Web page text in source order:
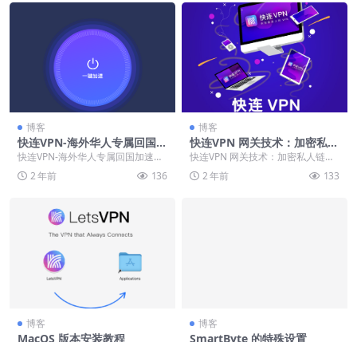
博客
快连VPN-海外华人专属回国加
速器
快连VPN-海外华人专属回国加速器
快速加速器是海外华人一键解锁国
内所有游戏和应...
2 年前 136
博客
快连VPN 网关技术：加密私人
链接，确保数据安全传输
快连VPN 网关技术：加密私人链
接，确保数据安全传输 快连VPN 网
关技术赋予使...
2 年前 133
博客
MacOS 版本安装教程
博客
SmartByte 的特殊设置